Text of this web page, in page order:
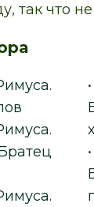
так что
•
•